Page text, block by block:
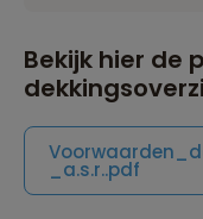
Bekijk hier de
_a.s.r..pdf